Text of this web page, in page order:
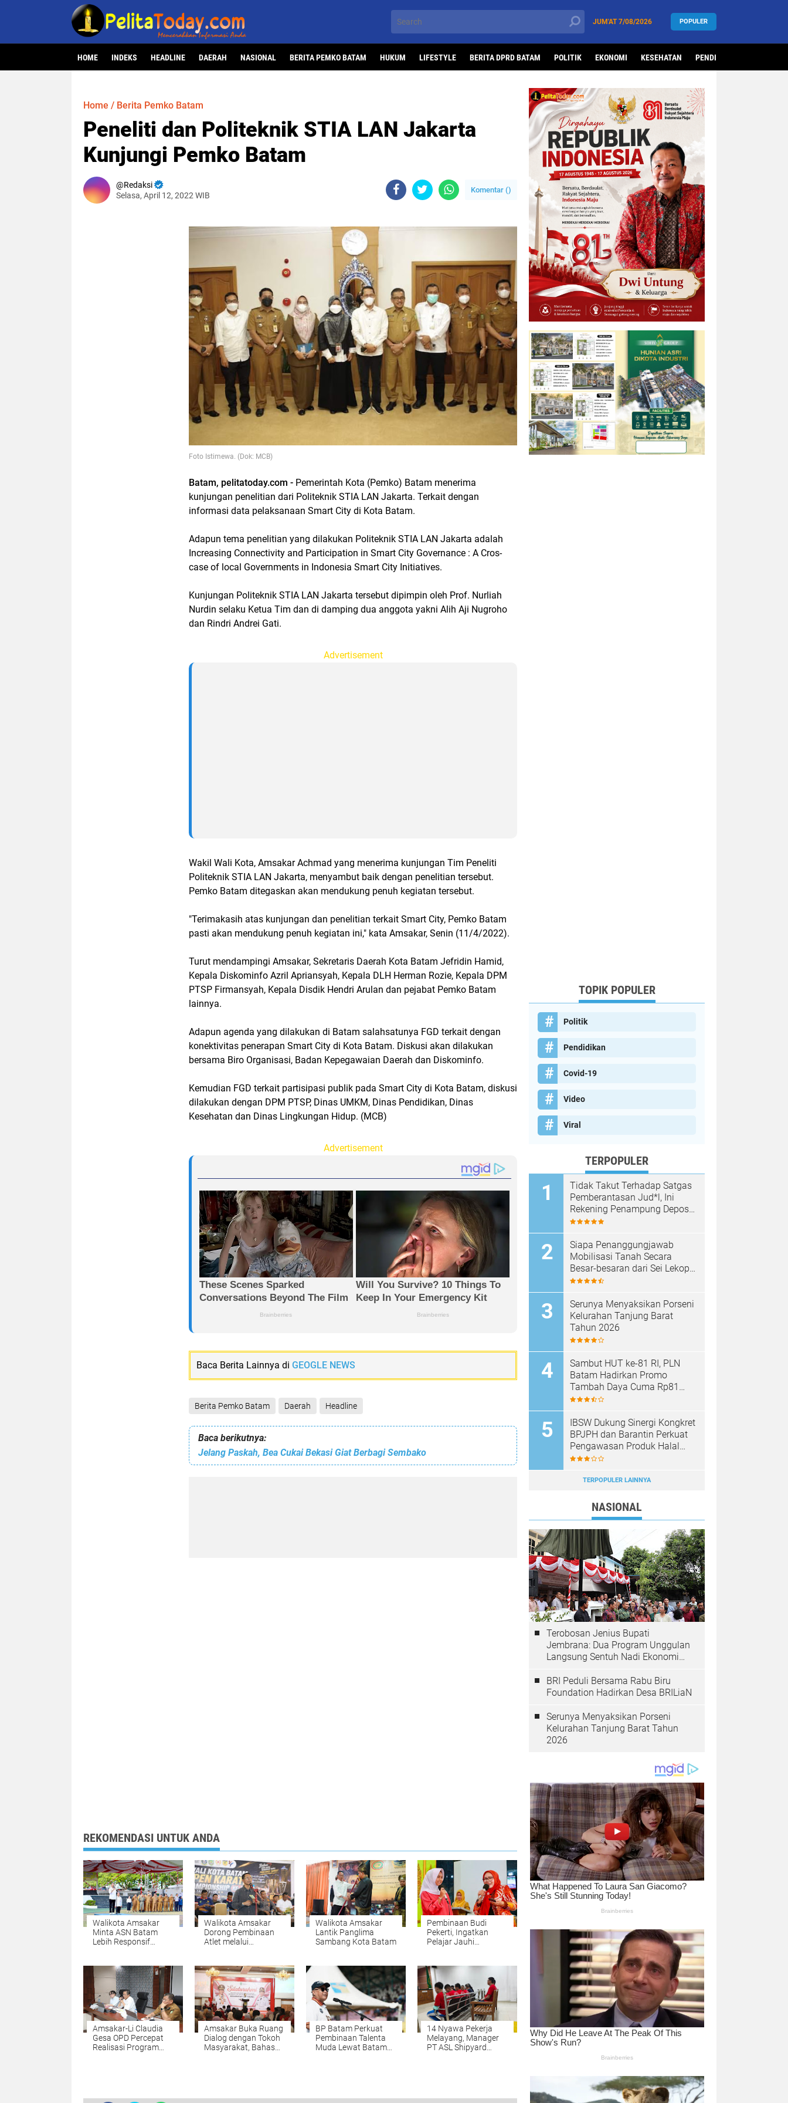
JUM'AT7/08/2026 POPULER
HOME INDEKS HEADLINE DAERAH NASIONAL BERITA PEMKO BATAM HUKUM LIFESTYLE BERITA DPRD BATAM POLITIK EKONOMI KESEHATAN PENDIDIKAN
Home / Berita Pemko Batam
Peneliti dan Politeknik STIA LAN Jakarta
Kunjungi Pemko Batam
Redaksi
Selasa, April 12, 2022 WIB
Komentar ()
Foto Istimewa. (Dok: MCB)
Batam, pelitatoday.com - Pemerintah Kota (Pemko) Batam menerima
kunjungan penelitian dari Politeknik STIA LAN Jakarta. Terkait dengan
informasi data pelaksanaan Smart City di Kota Batam.
Adapun tema penelitian yang dilakukan Politeknik STIA LAN Jakarta adalah
Increasing Connectivity and Participation in Smart City Governance : A Cros-
case of local Governments in Indonesia Smart City Initiatives.
Kunjungan Politeknik STIA LAN Jakarta tersebut dipimpin oleh Prof. Nurliah
Nurdin selaku Ketua Tim dan di damping dua anggota yakni Alih Aji Nugroho
dan Rindri Andrei Gati.
Advertisement
Wakil Wali Kota, Amsakar Achmad yang menerima kunjungan Tim Peneliti
Politeknik STIA LAN Jakarta, menyambut baik dengan penelitian tersebut.
Pemko Batam ditegaskan akan mendukung penuh kegiatan tersebut.
"Terimakasih atas kunjungan dan penelitian terkait Smart City, Pemko Batam
pasti akan mendukung penuh kegiatan ini," kata Amsakar, Senin (11/4/2022).
Turut mendampingi Amsakar, Sekretaris Daerah Kota Batam Jefridin Hamid,
Kepala Diskominfo Azril Apriansyah, Kepala DLH Herman Rozie, Kepala DPM
PTSP Firmansyah, Kepala Disdik Hendri Arulan dan pejabat Pemko Batam
lainnya.
Adapun agenda yang dilakukan di Batam salahsatunya FGD terkait dengan
konektivitas penerapan Smart City di Kota Batam. Diskusi akan dilakukan
bersama Biro Organisasi, Badan Kepegawaian Daerah dan Diskominfo.
Kemudian FGD terkait partisipasi publik pada Smart City di Kota Batam, diskusi
dilakukan dengan DPM PTSP, Dinas UMKM, Dinas Pendidikan, Dinas
Kesehatan dan Dinas Lingkungan Hidup. (MCB)
Advertisement
Baca Berita Lainnya di GEOGLE NEWS
Berita Pemko Batam Daerah Headline
Baca berikutnya:
Jelang Paskah, Bea Cukai Bekasi Giat Berbagi Sembako
REKOMENDASI UNTUK ANDA
Walikota Amsakar
Minta ASN Batam
Lebih Responsif
Walikota Amsakar
Dorong Pembinaan
Atlet melalui
Walikota Amsakar
Lantik Panglima
Sambang Kota Batam
Pembinaan Budi
Pekerti, Ingatkan
Pelajar Jauhi
Amsakar-Li Claudia
Gesa OPD Percepat
Realisasi Program
Amsakar Buka Ruang
Dialog dengan Tokoh
Masyarakat, Bahas
BP Batam Perkuat
Pembinaan Talenta
Muda Lewat Batam
14 Nyawa Pekerja
Melayang, Manager
PT ASL Shipyard
TOPIK POPULER
Politik
Pendidikan
Covid-19
Video
Viral
TERPOPULER
Tidak Takut Terhadap Satgas
Pemberantasan Jud*l, Ini
Rekening Penampung Deposit
di Situs MENARA4D
Siapa Penanggungjawab
Mobilisasi Tanah Secara
Besar-besaran dari Sei Lekop
ke Marina Sekupang Batam?
Serunya Menyaksikan Porseni
Kelurahan Tanjung Barat
Tahun 2026
Sambut HUT ke-81 RI, PLN
Batam Hadirkan Promo
Tambah Daya Cuma Rp81
Ribu
IBSW Dukung Sinergi Kongkret
BPJPH dan Barantin Perkuat
Pengawasan Produk Halal
Impor
TERPOPULER LAINNYA
NASIONAL
Terobosan Jenius Bupati
Jembrana: Dua Program Unggulan
Langsung Sentuh Nadi Ekonomi
BRI Peduli Bersama Rabu Biru
Foundation Hadirkan Desa BRILiaN
Serunya Menyaksikan Porseni
Kelurahan Tanjung Barat Tahun
2026